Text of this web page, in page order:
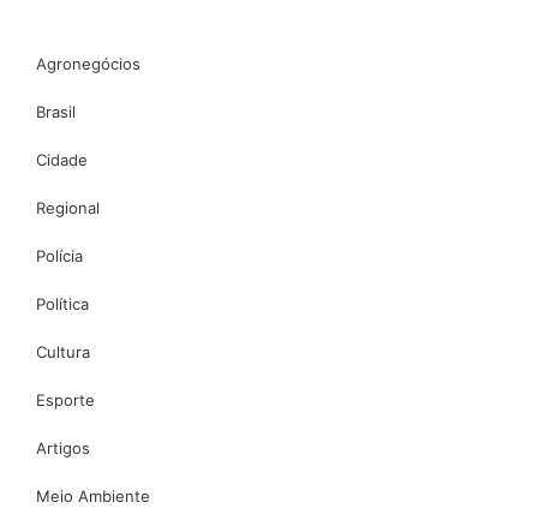
Agronegócios
Brasil
Cidade
Regional
Polícia
Política
Cultura
Esporte
Artigos
Meio Ambiente